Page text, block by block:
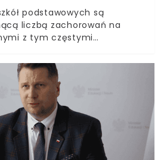
podstawowych są
liczbą zachorowań na
z tym częstymi
ponieważ, jak twierdzą,
lekcje albo mają
Edukacji i Nauki
rodzice zwracają uwagę
często trafiają na
zwolnienia lekarskie w
przepisami. W
lekcji ulegają zmianom.